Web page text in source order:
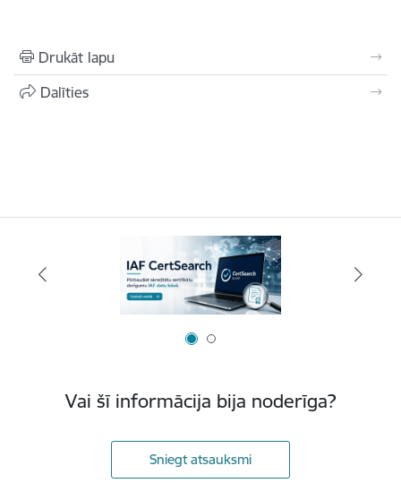
Drukāt lapu
Dalīties
Vai šī informācija bija noderīga?
Sniegt atsauksmi